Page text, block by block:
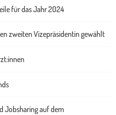
für das Jahr 2024
zweiten Vizepräsidentin gewählt
Jobsharing auf dem